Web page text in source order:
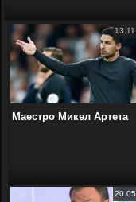
Маестро Микел Артета